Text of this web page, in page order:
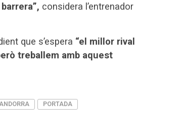
considera l’entrenador
que s’espera “el millor rival
treballem amb aquest
PORTADA